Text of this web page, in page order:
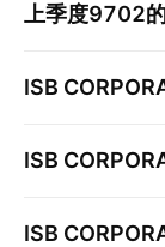
上季度9702
ISB
ISB
ISB